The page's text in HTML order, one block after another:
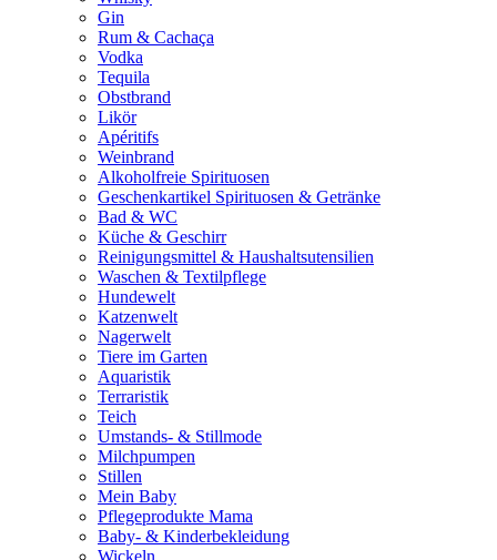
Gin
Rum & Cachaça
Vodka
Tequila
Obstbrand
Likör
Apéritifs
Weinbrand
Alkoholfreie Spirituosen
Geschenkartikel Spirituosen & Getränke
Bad & WC
Küche & Geschirr
Reinigungsmittel & Haushaltsutensilien
Waschen & Textilpflege
Hundewelt
Katzenwelt
Nagerwelt
Tiere im Garten
Aquaristik
Terraristik
Teich
Umstands- & Stillmode
Milchpumpen
Stillen
Mein Baby
Pflegeprodukte Mama
Baby- & Kinderbekleidung
Wickeln